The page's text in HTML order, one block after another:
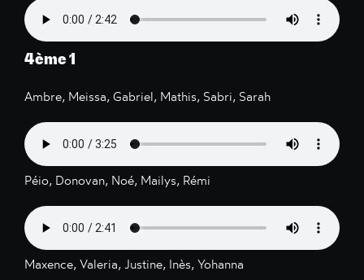
4ème 1
Ambre, Meissa, Gabriel, Mathis, Sabri, Sarah
Péio, Donovan, Noé, Mailys, Rémi
Maxence, Valeria, Justine, Inès, Yohanna